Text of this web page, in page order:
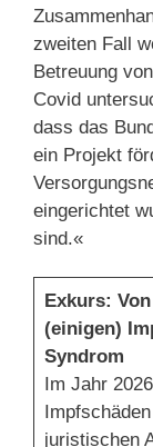
zweiten Fall
Betreuung
Covid
dass das
ein Projekt
eingerichtet
sind.«
Exkurs:
(einigen)
Syndrom
Im Jahr
juristischen